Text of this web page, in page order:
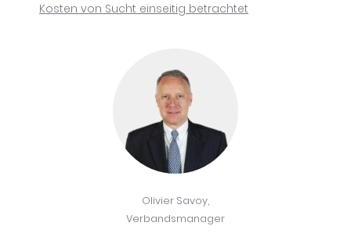
Kosten von Sucht einseitig betrachtet
Olivier Savoy,
Verbandsmanager